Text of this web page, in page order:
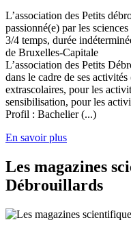
L’association des Petits
passionné(e) par les
3/4 temps, durée
de Bruxelles-Capitale
L’association des Petits
dans le cadre de ses
extrascolaires, pour les
sensibilisation, pour les
Profil : Bachelier (...)
En savoir plus
Les magazines
Débrouillards